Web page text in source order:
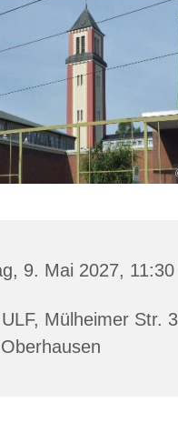
9. Mai 2027,
Mülheimer Str.